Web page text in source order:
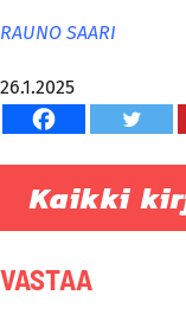
RAUNO SAARI
26.1.2025
Kaikki
VASTAA